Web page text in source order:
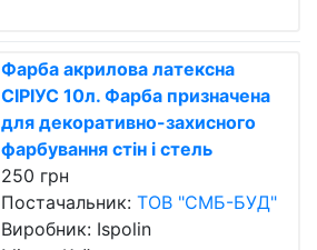
Фарба акрилова латексна
СІРІУС 10л. Фарба призначена
для декоративно-захисного
фарбування стін і стель
250 грн
Постачальник: ТОВ "СМБ-БУД"
Виробник: Ispolin